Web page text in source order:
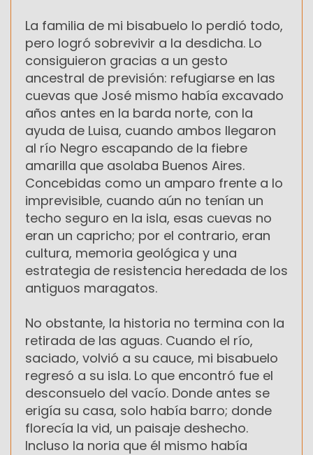
La familia de mi bisabuelo lo perdió todo,
pero logró sobrevivir a la desdicha. Lo
consiguieron gracias a un gesto
ancestral de previsión: refugiarse en las
cuevas que José mismo había excavado
años antes en la barda norte, con la
ayuda de Luisa, cuando ambos llegaron
al río Negro escapando de la fiebre
amarilla que asolaba Buenos Aires.
Concebidas como un amparo frente a lo
imprevisible, cuando aún no tenían un
techo seguro en la isla, esas cuevas no
eran un capricho; por el contrario, eran
cultura, memoria geológica y una
estrategia de resistencia heredada de los
antiguos maragatos.
No obstante, la historia no termina con la
retirada de las aguas. Cuando el río,
saciado, volvió a su cauce, mi bisabuelo
regresó a su isla. Lo que encontró fue el
desconsuelo del vacío. Donde antes se
erigía su casa, solo había barro; donde
florecía la vid, un paisaje deshecho.
Incluso la noria que él mismo había